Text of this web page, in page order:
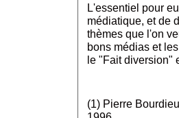
L'essentiel pour
médiatique, et de
thèmes que l'on
bons médias et
le "Fait diversion"
(1) Pierre